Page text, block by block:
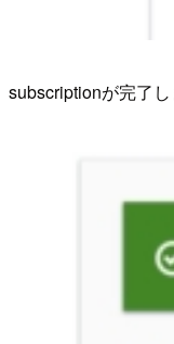
subscriptionが完了し